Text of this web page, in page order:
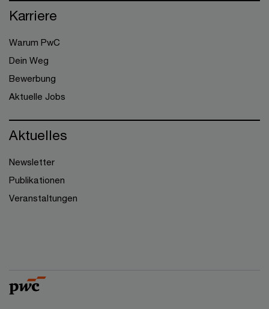
Karriere
Warum PwC
Dein Weg
Bewerbung
Aktuelle Jobs
Aktuelles
Newsletter
Publikationen
Veranstaltungen